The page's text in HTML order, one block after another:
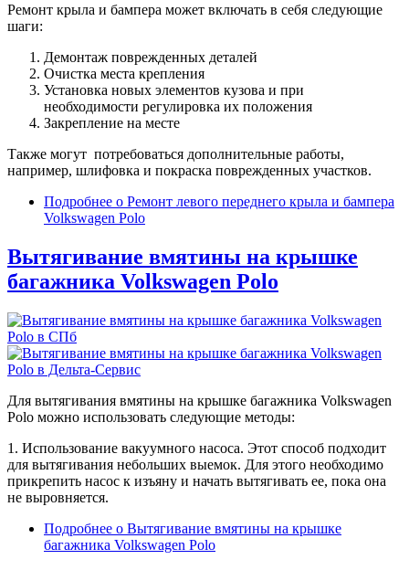
Ремонт крыла и бампера может включать в себя следующие
шаги:
Демонтаж поврежденных деталей
Очистка места крепления
Установка новых элементов кузова и при
необходимости регулировка их положения
Закрепление на месте
Также могут потребоваться дополнительные работы,
например, шлифовка и покраска поврежденных участков.
Подробнее о Ремонт левого переднего крыла и бампера
Volkswagen Polo
Вытягивание вмятины на крышке
багажника Volkswagen Polo
Для вытягивания вмятины на крышке багажника Volkswagen
Polo можно использовать следующие методы:
1. Использование вакуумного насоса. Этот способ подходит
для вытягивания небольших выемок. Для этого необходимо
прикрепить насос к изъяну и начать вытягивать ее, пока она
не выровняется.
Подробнее о Вытягивание вмятины на крышке
багажника Volkswagen Polo